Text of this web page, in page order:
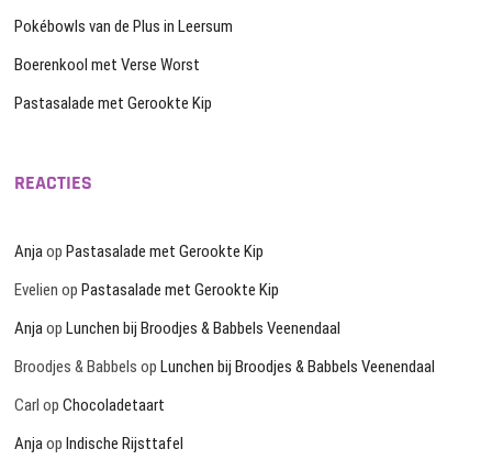
Pokébowls van de Plus in Leersum
Boerenkool met Verse Worst
Pastasalade met Gerookte Kip
REACTIES
Anjaop Pastasalade met Gerookte Kip
Evelien op Pastasalade met Gerookte Kip
Anjaop Lunchen bij Broodjes & Babbels Veenendaal
Broodjes & Babbels op Lunchen bij Broodjes & Babbels Veenendaal
Carl opChocoladetaart
Anjaop Indische Rijsttafel